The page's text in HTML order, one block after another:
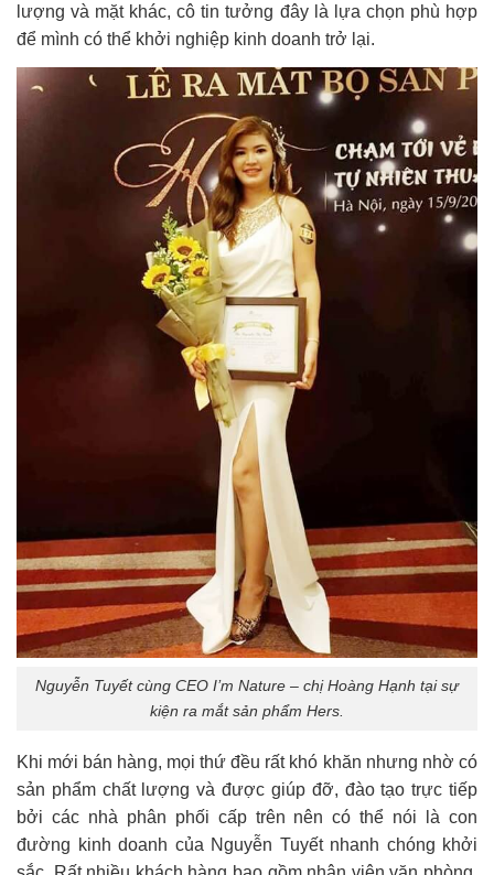
lượng và mặt khác, cô tin tưởng đây là lựa chọn phù hợp
để mình có thể khởi nghiệp kinh doanh trở lại.
Nguyễn Tuyết cùng CEO I’m Nature – chị Hoàng Hạnh tại sự
kiện ra mắt sản phẩm Hers.
Khi mới bán hàng, mọi thứ đều rất khó khăn nhưng nhờ có
sản phẩm chất lượng và được giúp đỡ, đào tạo trực tiếp
bởi các nhà phân phối cấp trên nên có thể nói là con
đường kinh doanh của Nguyễn Tuyết nhanh chóng khởi